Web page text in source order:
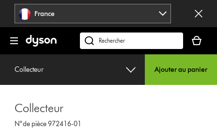
Sauter
pages
France
Rechercher
des
panier
est
Collecteur Ajouter au panier
Collecteur
N° de pièce 972416-01